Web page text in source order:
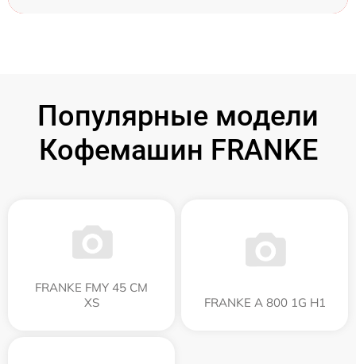
Популярные модели
Кофемашин FRANKE
FRANKE FMY 45 CM
XS
FRANKE A 800 1G H1